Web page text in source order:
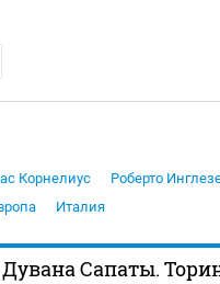
Корнелиус
Роберто
Италия
Сапаты.